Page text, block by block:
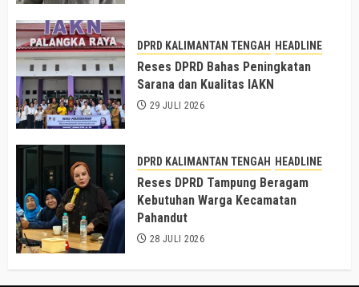
DPRD KALIMANTAN TENGAH HEADLINE
Reses DPRD Bahas Peningkatan
Sarana dan Kualitas IAKN
29 JULI 2026
DPRD KALIMANTAN TENGAH HEADLINE
Reses DPRD Tampung Beragam
Kebutuhan Warga Kecamatan
Pahandut
28 JULI 2026